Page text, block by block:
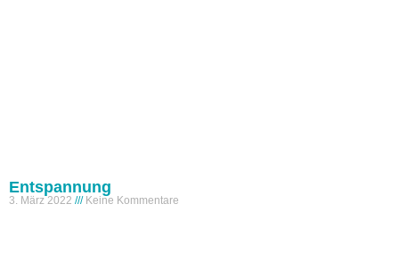
Entspannung
3. März 2022 Keine Kommentare